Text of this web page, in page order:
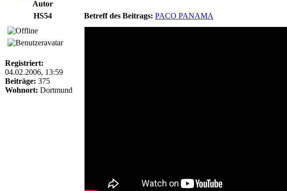
Autor
HS54
Betreff des Beitrags: PACO PANAMA
Registriert:
04.02.2006, 13:59
Beiträge: 375
Wohnort: Dortmund